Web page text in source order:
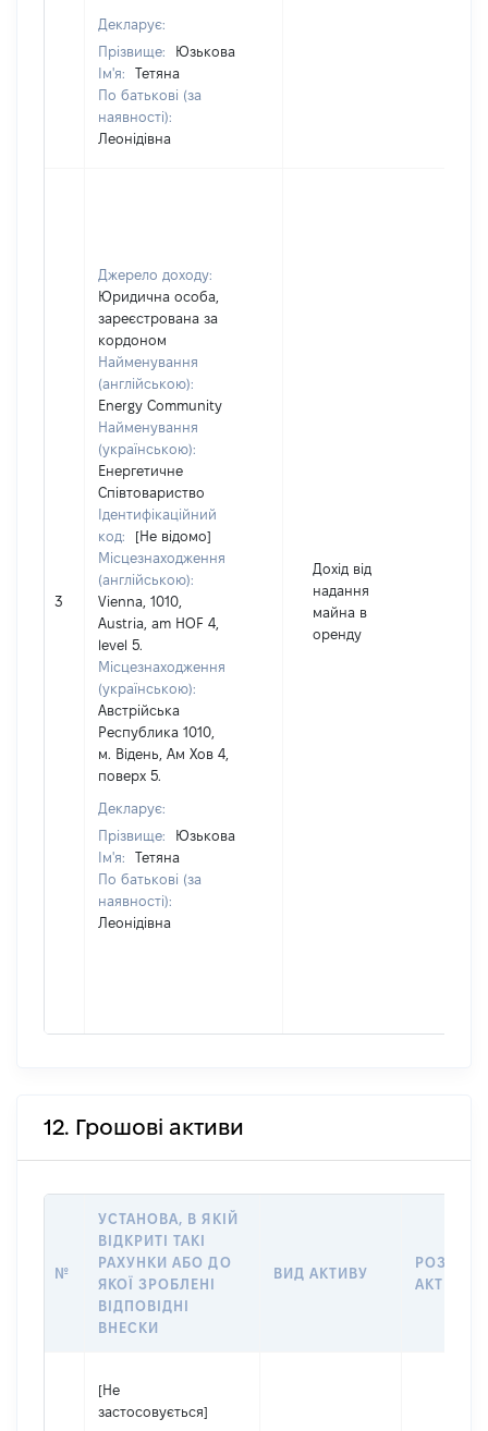
Декларує:
Прізвище:
Юзькова
Ім'я:
Тетяна
По батькові (за
наявності):
Леонідівна
3
Джерело доходу:
Юридична особа,
зареєстрована за
кордоном
Найменування
(англійською):
Energy Community
Найменування
(українською):
Енергетичне
Співтовариство
Ідентифікаційний
код:
[Не відомо]
Місцезнаходження
(англійською):
Vienna, 1010,
Austria, am HOF 4,
level 5.
Місцезнаходження
(українською):
Австрійська
Республика 1010,
м. Відень, Ам Хов 4,
поверх 5.
Декларує:
Прізвище:
Юзькова
Ім'я:
Тетяна
По батькові (за
наявності):
Леонідівна
Дохід від
надання
майна в
оренду
12. Грошові активи
№
УСТАНОВА, В ЯКІЙ
ВІДКРИТІ ТАКІ
РАХУНКИ АБО ДО
ЯКОЇ ЗРОБЛЕНІ
ВІДПОВІДНІ
ВНЕСКИ
ВИД АКТИВУ
РОЗМІР
АКТИВУ
[Не
застосовується]